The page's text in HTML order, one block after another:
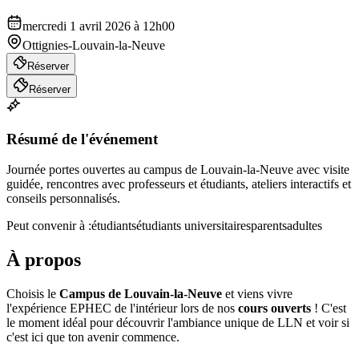
mercredi 1 avril 2026 à 12h00
Ottignies-Louvain-la-Neuve
Réserver
Réserver
Résumé de l'événement
Journée portes ouvertes au campus de Louvain-la-Neuve avec visite
guidée, rencontres avec professeurs et étudiants, ateliers interactifs et
conseils personnalisés.
Peut convenir à :étudiantsétudiants universitairesparentsadultes
À propos
Choisis le Campus de Louvain-la-Neuve et viens vivre
l'expérience EPHEC de l'intérieur lors de nos cours ouverts ! C'est
le moment idéal pour découvrir l'ambiance unique de LLN et voir si
c'est ici que ton avenir commence.